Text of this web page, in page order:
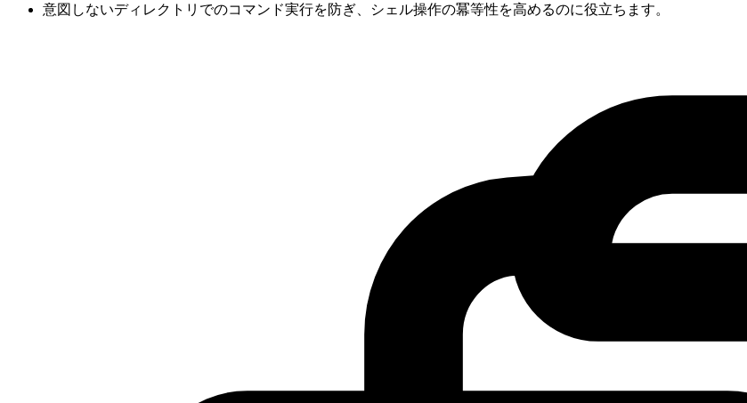
意図しないディレクトリでのコマンド実行を防ぎ、シェル操作の冪等性を高めるのに役立ちます。